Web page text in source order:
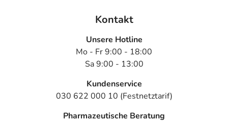
Kontakt
Unsere Hotline
Mo - Fr 9:00 - 18:00
Sa 9:00 - 13:00
Kundenservice
030 622 000 10 (Festnetztarif)
Pharmazeutische Beratung